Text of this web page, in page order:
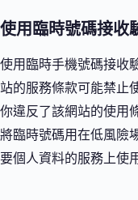
使用臨時號碼接收
使用臨時手機號碼接收
站的服務條款可能禁止
你違反了該網站的使用
將臨時號碼用在低風險
要個人資料的服務上使